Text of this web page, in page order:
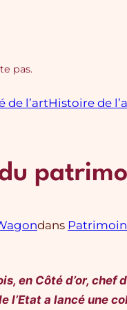
pas.
de l’artHistoire de
dans
en Côté d’or,
l’Etat a lancé une